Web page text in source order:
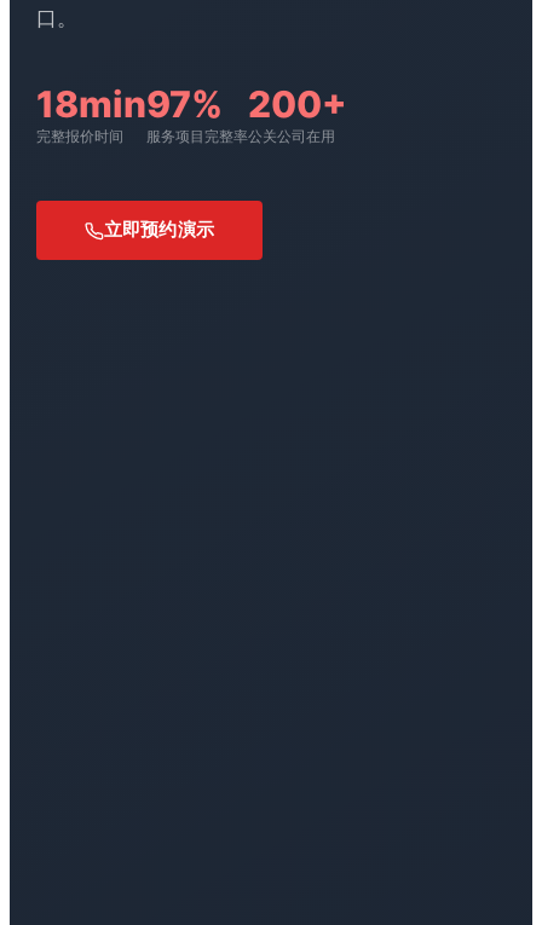
口。
18min
完整报价时间
97%
服务项目完整率
200+
公关公司在用
立即预约演示